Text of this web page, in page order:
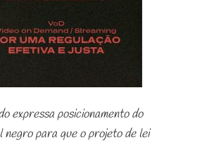
expressa posicionamento do
negro para que o projeto de lei